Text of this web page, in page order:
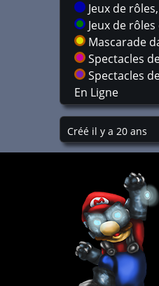
Jeux de
Jeux de
Mascarade
Spectacles
Spectacles
En Ligne
Créé il y a 20 ans